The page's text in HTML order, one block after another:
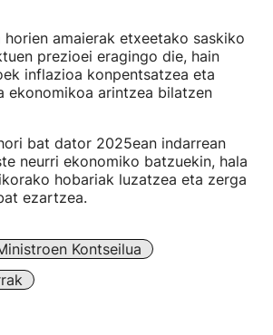
amaierak etxeetako saskiko
prezioei eragingo die, hain
inflazioa konpentsatzea eta
ekonomikoa arintzea bilatzen
bat dator 2025ean indarrean
neurri ekonomiko batzuekin, hala
hobariak luzatzea eta zerga
ezartzea.
Kontseilua